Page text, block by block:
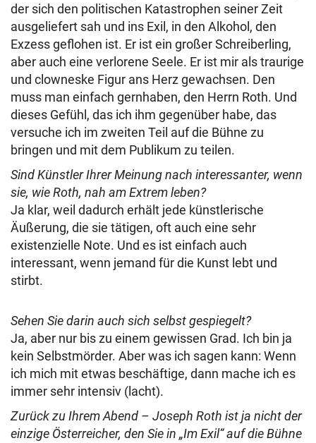
der sich den politischen Katastrophen seiner Zeit
ausgeliefert sah und ins Exil, in den Alkohol, den
Exzess geflohen ist. Er ist ein großer Schreiberling,
aber auch eine verlorene Seele. Er ist mir als traurige
und clowneske Figur ans Herz gewachsen. Den
muss man einfach gernhaben, den Herrn Roth. Und
dieses Gefühl, das ich ihm gegenüber habe, das
versuche ich im zweiten Teil auf die Bühne zu
bringen und mit dem Publikum zu teilen.
Sind Künstler Ihrer Meinung nach interessanter, wenn
sie, wie Roth, nah am Extrem leben?
Ja klar, weil dadurch erhält jede künstlerische
Äußerung, die sie tätigen, oft auch eine sehr
existenzielle Note. Und es ist einfach auch
interessant, wenn jemand für die Kunst lebt und
stirbt.
Sehen Sie darin auch sich selbst gespiegelt?
Ja, aber nur bis zu einem gewissen Grad. Ich bin ja
kein Selbstmörder. Aber was ich sagen kann: Wenn
ich mich mit etwas beschäftige, dann mache ich es
immer sehr intensiv (lacht).
Zurück zu Ihrem Abend – Joseph Roth ist ja nicht der
einzige Österreicher, den Sie in „Im Exil“ auf die Bühne